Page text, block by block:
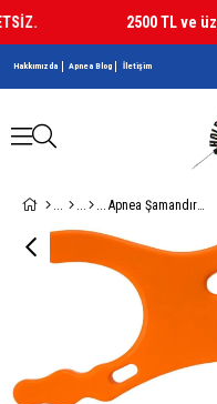
2500 TL ve
Hakkımızda Apnea Blog İletişim
Apnea Şamandıra Kasnağı